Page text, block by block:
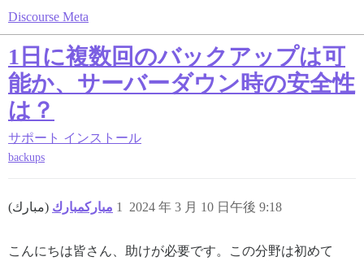
Discourse Meta
1日に複数回のバックアップは可
能か、サーバーダウン時の安全性
は？
サポート インストール
backups
مباركمبارك 2024 年 3 月 10 日午後 9:18
1
こんにちは皆さん、助けが必要です。この分野は初めて